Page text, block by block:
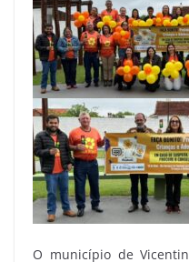
O município de